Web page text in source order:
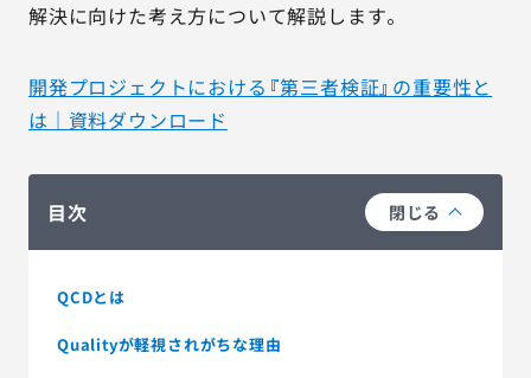
解決に向けた考え方について解説します。
開発プロジェクトにおける『第三者検証』の重要性と
は｜資料ダウンロード
目次 閉じる
QCDとは
Qualityが軽視されがちな理由